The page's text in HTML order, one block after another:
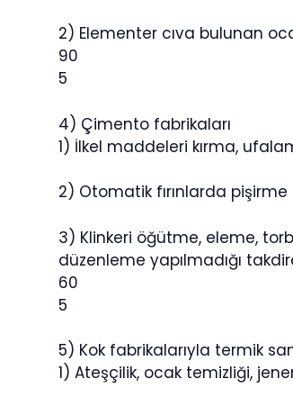
2) Elementer cıva bulunan
90
5
4) Çimento fabrikaları
1) İlkel maddeleri kırma,
2) Otomatik fırınlarda
3) Klinkeri öğütme, eleme,
düzenleme yapılmadığı
60
5
5) Kok fabrikalarıyla termik
1) Ateşçilik, ocak temizliği,